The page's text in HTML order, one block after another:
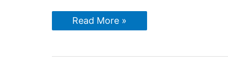
Consejos
para
de
Read More »